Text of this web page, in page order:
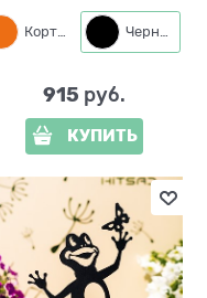
Кортен Черный
915 руб.
КУПИТЬ